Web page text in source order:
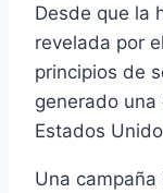
Desde que la
revelada por
principios de
generado
Estados
Una